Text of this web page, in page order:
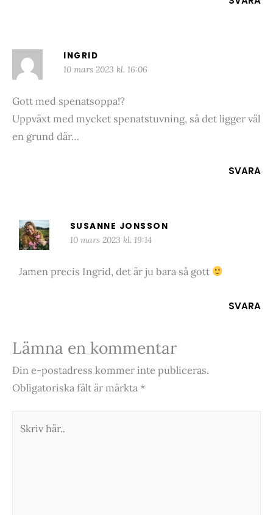
INGRID
10 mars 2023 kl. 16:06
Gott med spenatsoppa!?
Uppväxt med mycket spenatstuvning, så det ligger väl
en grund där…
SVARA
SUSANNE JONSSON
10 mars 2023 kl. 19:14
Jamen precis Ingrid, det är ju bara så gott
SVARA
Lämna en kommentar
Din e-postadress kommer inte publiceras.
Obligatoriska fält är märkta *
här..